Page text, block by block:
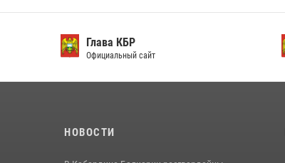
Глава КБР
Официальный сайт
НОВОСТИ